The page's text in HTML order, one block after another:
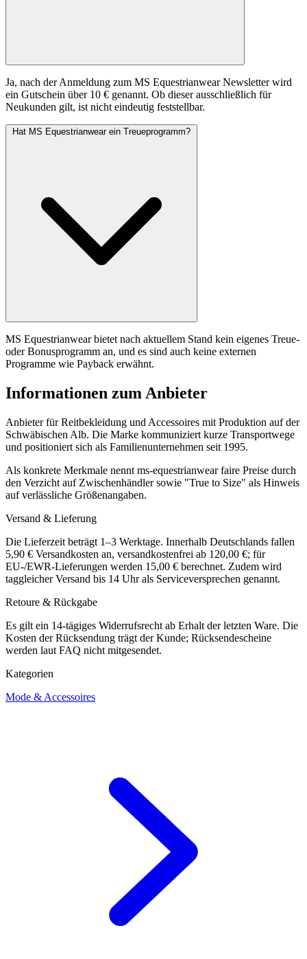
Ja, nach der Anmeldung zum MS Equestrianwear Newsletter wird
ein Gutschein über 10 € genannt. Ob dieser ausschließlich für
Neukunden gilt, ist nicht eindeutig feststellbar.
Hat MS Equestrianwear ein Treueprogramm?
MS Equestrianwear bietet nach aktuellem Stand kein eigenes Treue-
oder Bonusprogramm an, und es sind auch keine externen
Programme wie Payback erwähnt.
Informationen zum Anbieter
Anbieter für Reitbekleidung und Accessoires mit Produktion auf der
Schwäbischen Alb. Die Marke kommuniziert kurze Transportwege
und positioniert sich als Familienunternehmen seit 1995.
Als konkrete Merkmale nennt ms-equestrianwear faire Preise durch
den Verzicht auf Zwischenhändler sowie "True to Size" als Hinweis
auf verlässliche Größenangaben.
Versand & Lieferung
Die Lieferzeit beträgt 1–3 Werktage. Innerhalb Deutschlands fallen
5,90 € Versandkosten an, versandkostenfrei ab 120,00 €; für
EU-/EWR-Lieferungen werden 15,00 € berechnet. Zudem wird
taggleicher Versand bis 14 Uhr als Serviceversprechen genannt.
Retoure & Rückgabe
Es gilt ein 14-tägiges Widerrufsrecht ab Erhalt der letzten Ware. Die
Kosten der Rücksendung trägt der Kunde; Rücksendescheine
werden laut FAQ nicht mitgesendet.
Kategorien
Mode & Accessoires